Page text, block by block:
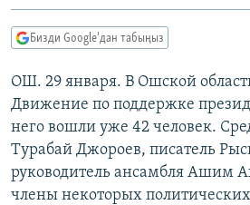
ЭКСПЕРТТЕР ТАЛДАЙТ
БИЗ ЖАНА ДҮЙНӨ
ЭЖЕ-СИҢДИЛЕР
АЗАТТЫК+
ӨЗГӨЧӨ ПИКИР
Русский
ОНЛАЙН ШЕРИНЕ
Бизди Google'дан табыңыз
ОШ. 29 января. В Ошской
Движение по поддержке
него вошли уже 42 человек.
Турабай Джороев, писатель
руководитель ансамбля Ашим
члены некоторых